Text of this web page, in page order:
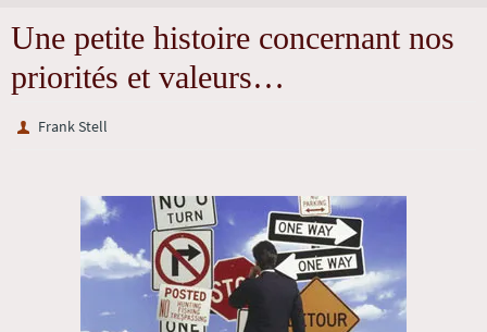
Une petite histoire concernant nos
priorités et valeurs…
Frank Stell